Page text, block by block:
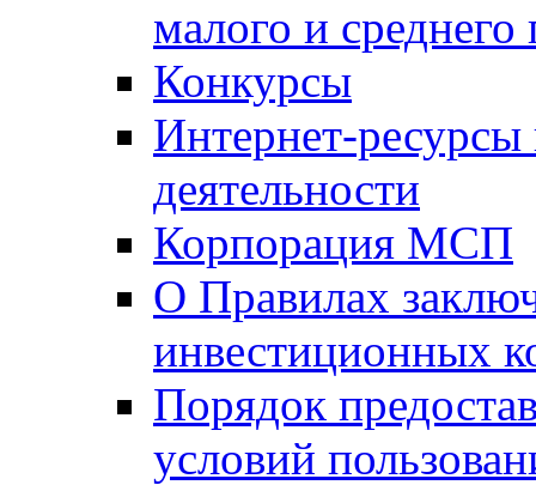
малого и среднего
Конкурсы
Интернет-
деятельности
Корпорация МСП
О Правилах
инвестиционных
Порядок
условий